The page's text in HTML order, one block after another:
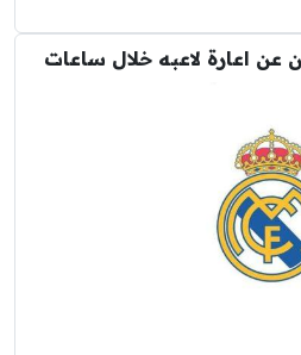
عن اعارة لاعبه خلال ساعات